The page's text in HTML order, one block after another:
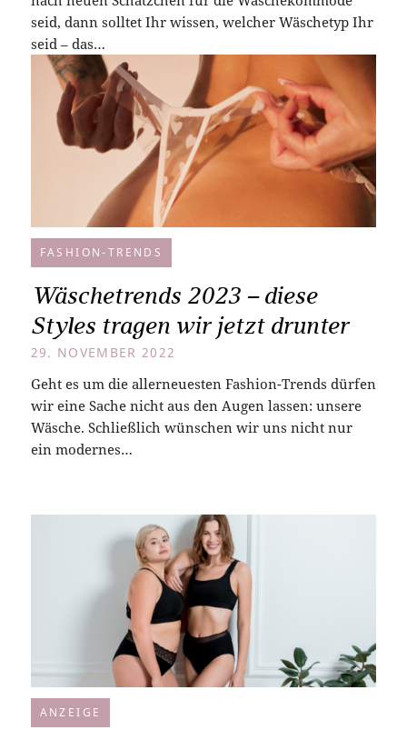
seid, dann solltet Ihr wissen, welcher Wäschetyp Ihr
seid – das…
FASHION-TRENDS
Wäschetrends 2023 – diese
Styles tragen wir jetzt drunter
29. NOVEMBER 2022
Geht es um die allerneuesten Fashion-Trends dürfen
wir eine Sache nicht aus den Augen lassen: unsere
Wäsche. Schließlich wünschen wir uns nicht nur
ein modernes…
ANZEIGE